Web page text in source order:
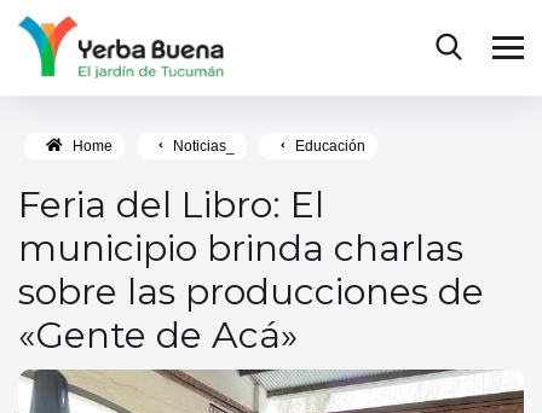
Home Noticias_ Educación
Feria del Libro: El
municipio brinda charlas
sobre las producciones de
«Gente de Acá»